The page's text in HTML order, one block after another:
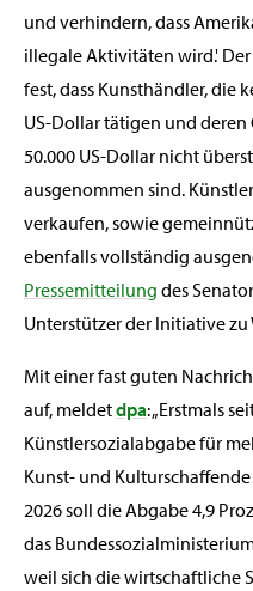
und verhindern, dass
illegale Aktivitäten wird.'
fest, dass Kunsthändler, die
US-Dollar tätigen und
50.000 US-Dollar nicht
ausgenommen sind.
verkaufen, sowie
ebenfalls vollständig
Pressemitteilung des
Unterstützer der Initiative
Mit einer fast guten
auf, meldetdpa: „Erstmals
Künstlersozialabgabe für
Kunst- und
2026 soll die Abgabe 4,9
das
weil sich die wirtschaftliche